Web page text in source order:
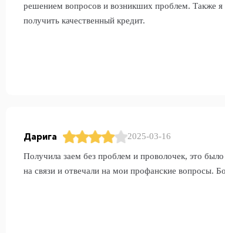
решением вопросов и возникших проблем. Также я
получить качественный кредит.
Дарига 2025-03-16
Получила заем без проблем и проволочек, это
на связи и отвечали на мои профанские вопросы.